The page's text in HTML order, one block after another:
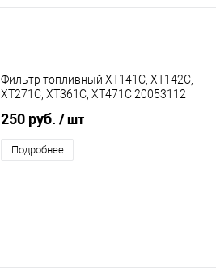
Фильтр топливный XT141C, XT142C,
XT271C, XT361C, XT471C 20053112
250 руб. / шт
Подробнее